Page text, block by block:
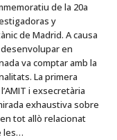
de la 20a
y
de Madrid. A causa
desenvolupar en
va comptar amb la
La primera
i exsecretària
exhaustiva sobre
tot allò relacionat
les…